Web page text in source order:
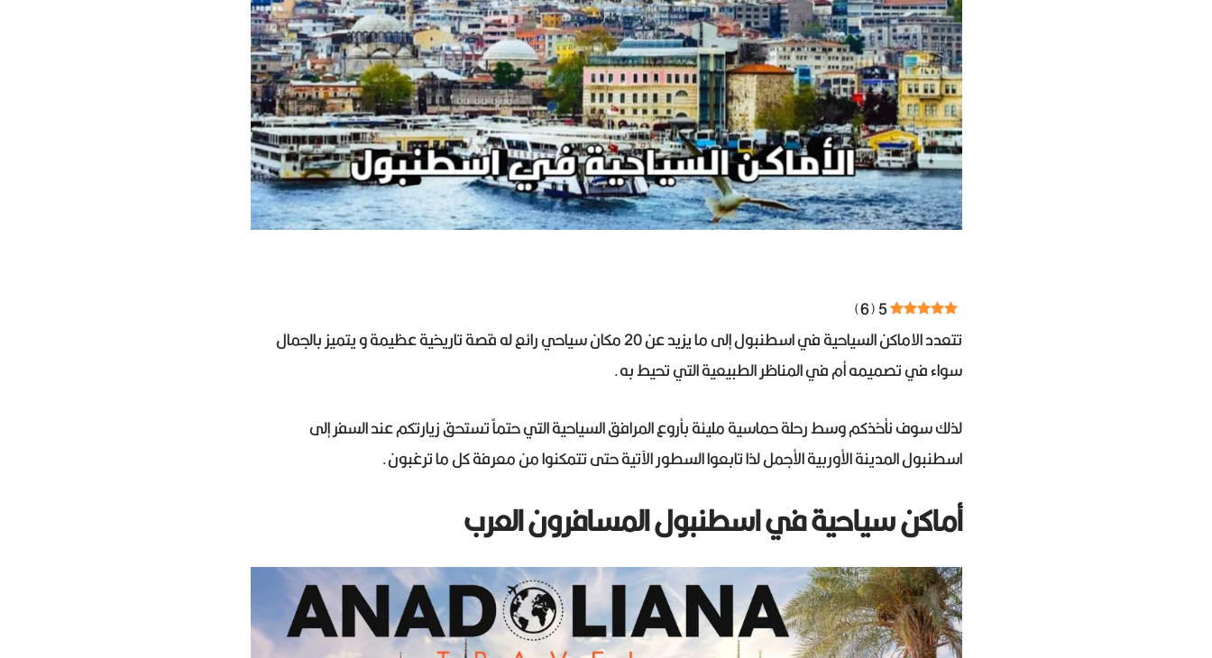
5
(
6
)
تتعدد الاماكن السياحية في اسطنبول إلى ما يزيد عن 20 مكان سياحي رائع له قصة تاريخية عظيمة و يتميز بالجمال
سواء في تصميمه أم في المناظر الطبيعية التي تحيط به.
لذلك سوف نأخذكم وسط رحلة حماسية مليئة بأروع المرافق السياحية التي حتماً تستحق زيارتكم عند السفر إلى
اسطنبول المدينة الأوربية الأجمل لذا تابعوا السطور الآتية حتى تتمكنوا من معرفة كل ما ترغبون.
أماكن سياحية في اسطنبول المسافرون العرب